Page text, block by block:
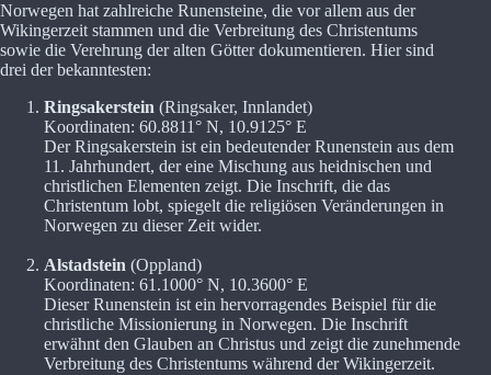
Norwegen hat zahlreiche Runensteine, die vor allem aus der
Wikingerzeit stammen und die Verbreitung des Christentums
sowie die Verehrung der alten Götter dokumentieren. Hier sind
drei der bekanntesten:
Ringsakerstein (Ringsaker, Innlandet)
Koordinaten: 60.8811° N, 10.9125° E
Der Ringsakerstein ist ein bedeutender Runenstein aus dem
11. Jahrhundert, der eine Mischung aus heidnischen und
christlichen Elementen zeigt. Die Inschrift, die das
Christentum lobt, spiegelt die religiösen Veränderungen in
Norwegen zu dieser Zeit wider.
Alstadstein (Oppland)
Koordinaten: 61.1000° N, 10.3600° E
Dieser Runenstein ist ein hervorragendes Beispiel für die
christliche Missionierung in Norwegen. Die Inschrift
erwähnt den Glauben an Christus und zeigt die zunehmende
Verbreitung des Christentums während der Wikingerzeit.